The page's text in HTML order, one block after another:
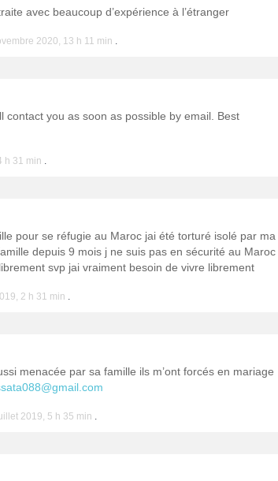
avec beaucoup d’expérience à l’étranger
2020, 13 h 11 min .
contact you as soon as possible by email. Best
h 31 min .
pour se réfugie au Maroc jai été torturé isolé par ma
depuis 9 mois j ne suis pas en sécurité au Maroc
svp jai vraiment besoin de vivre librement
2 h 31 min .
menacée par sa famille ils m’ont forcés en mariage
2019, 5 h 35 min .